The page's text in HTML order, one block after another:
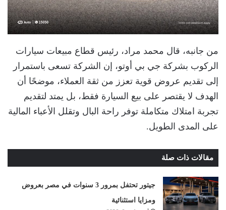
من جانبه، قال محمد مراد، رئيس قطاع مبيعات سيارات
الركوب بشركة جي بي أوتو، إن الشركة تسعى باستمرار
إلى تقديم عروض قوية تعزز من ثقة العملاء، موضحًا أن
الهدف لا يقتصر على بيع السيارة فقط، بل يمتد لتقديم
تجربة امتلاك متكاملة توفر راحة البال وتقلل الأعباء المالية
على المدى الطويل.
مقالات ذات صلة
جيتور تحتفل بمرور 3 سنوات في مصر بعروض
ومزايا استثنائية